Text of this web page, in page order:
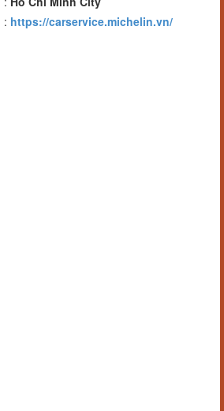
: https://carservice.michelin.vn/